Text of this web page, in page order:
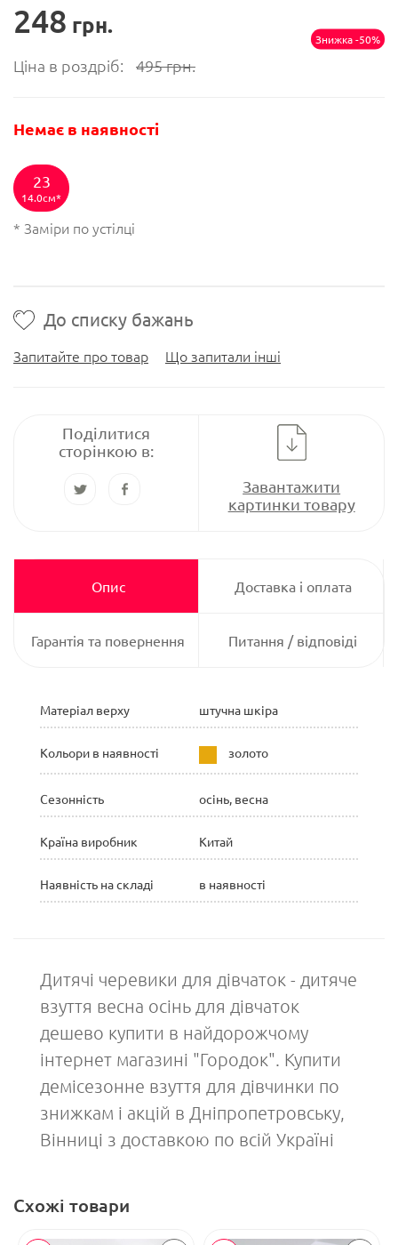
248 грн.
Ціна в роздріб: 495грн.
Знижка -50%
Немає в наявності
23
14.0см
* Заміри по устілці
До списку бажань
Запитайте про товар Що запитали інші
Поділитися
сторінкою в:
Завантажити
картинки товару
Опис Доставка і оплата
Гарантія та повернення Питання / відповіді
Матеріал верху штучна шкіра
Кольори в наявності золото
Сезонність осінь, весна
Країна виробник Китай
Наявність на складі в наявності
Дитячі черевики для дівчаток - дитяче
взуття весна осінь для дівчаток
дешево купити в найдорожчому
інтернет магазині "Городок". Купити
демісезонне взуття для дівчинки по
знижкам і акцій в Дніпропетровську,
Вінниці з доставкою по всій Україні
Схожі товари